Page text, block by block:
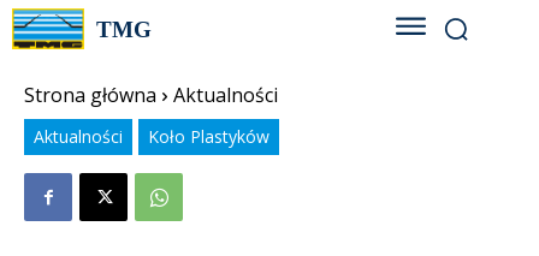
TMG
Strona główna Aktualności
Aktualności Koło Plastyków